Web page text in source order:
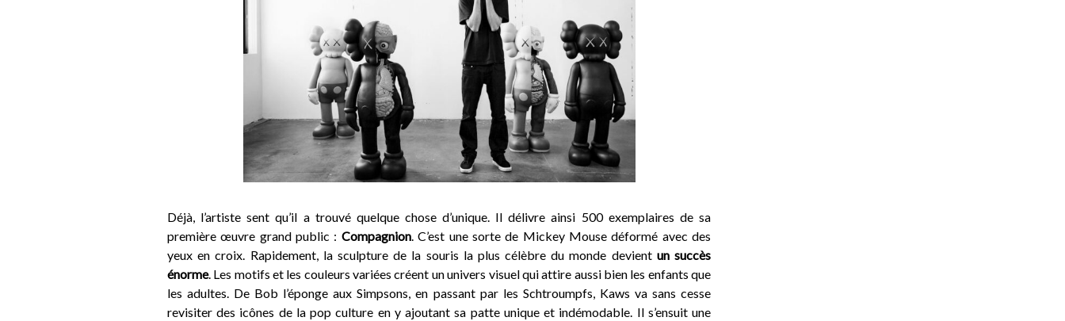
Déjà, l’artiste sent qu’il a trouvé quelque chose d’unique. Il délivre ainsi 500 exemplaires de sa
première œuvre grand public : Compagnion. C’est une sorte de Mickey Mouse déformé avec des
yeux en croix. Rapidement, la sculpture de la souris la plus célèbre du monde devient un succès
énorme. Les motifs et les couleurs variées créent un univers visuel qui attire aussi bien les enfants que
les adultes. De Bob l’éponge aux Simpsons, en passant par les Schtroumpfs, Kaws va sans cesse
revisiter des icônes de la pop culture en y ajoutant sa patte unique et indémodable. Il s’ensuit une